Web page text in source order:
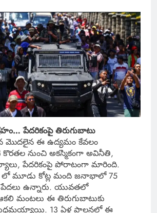
పేదరికంపై తిరుగుబాటు
మొదలైన ఈ ఉద్యమం కేవలం
కొరతల నుంచి అకస్మికంగా అవినీతి,
పేదరికంపై పోరాటంగా మారింది.
మూడు కోట్ల మంది జనాభాలో 75
ఉన్నారు. యువతలో
మంటలు ఈ తిరుగుబాటుకు
13 ఏళ్ల పాలనలో ఈ